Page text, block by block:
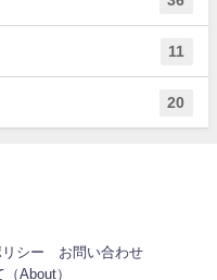
11
20
シー
お問い合わせ
About）